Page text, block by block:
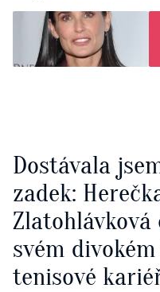
Dostávala
zadek:
Zlatohlávková
svém
tenisové